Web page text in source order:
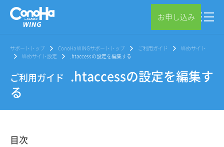
お申し込み
サポートトップ ConoHa WINGサポートトップ ご利用ガイド
Webサイト
Webサイト設定
.htaccessの設定を編集する
ご利用ガイド .htaccessの設定を編集す
る
目次